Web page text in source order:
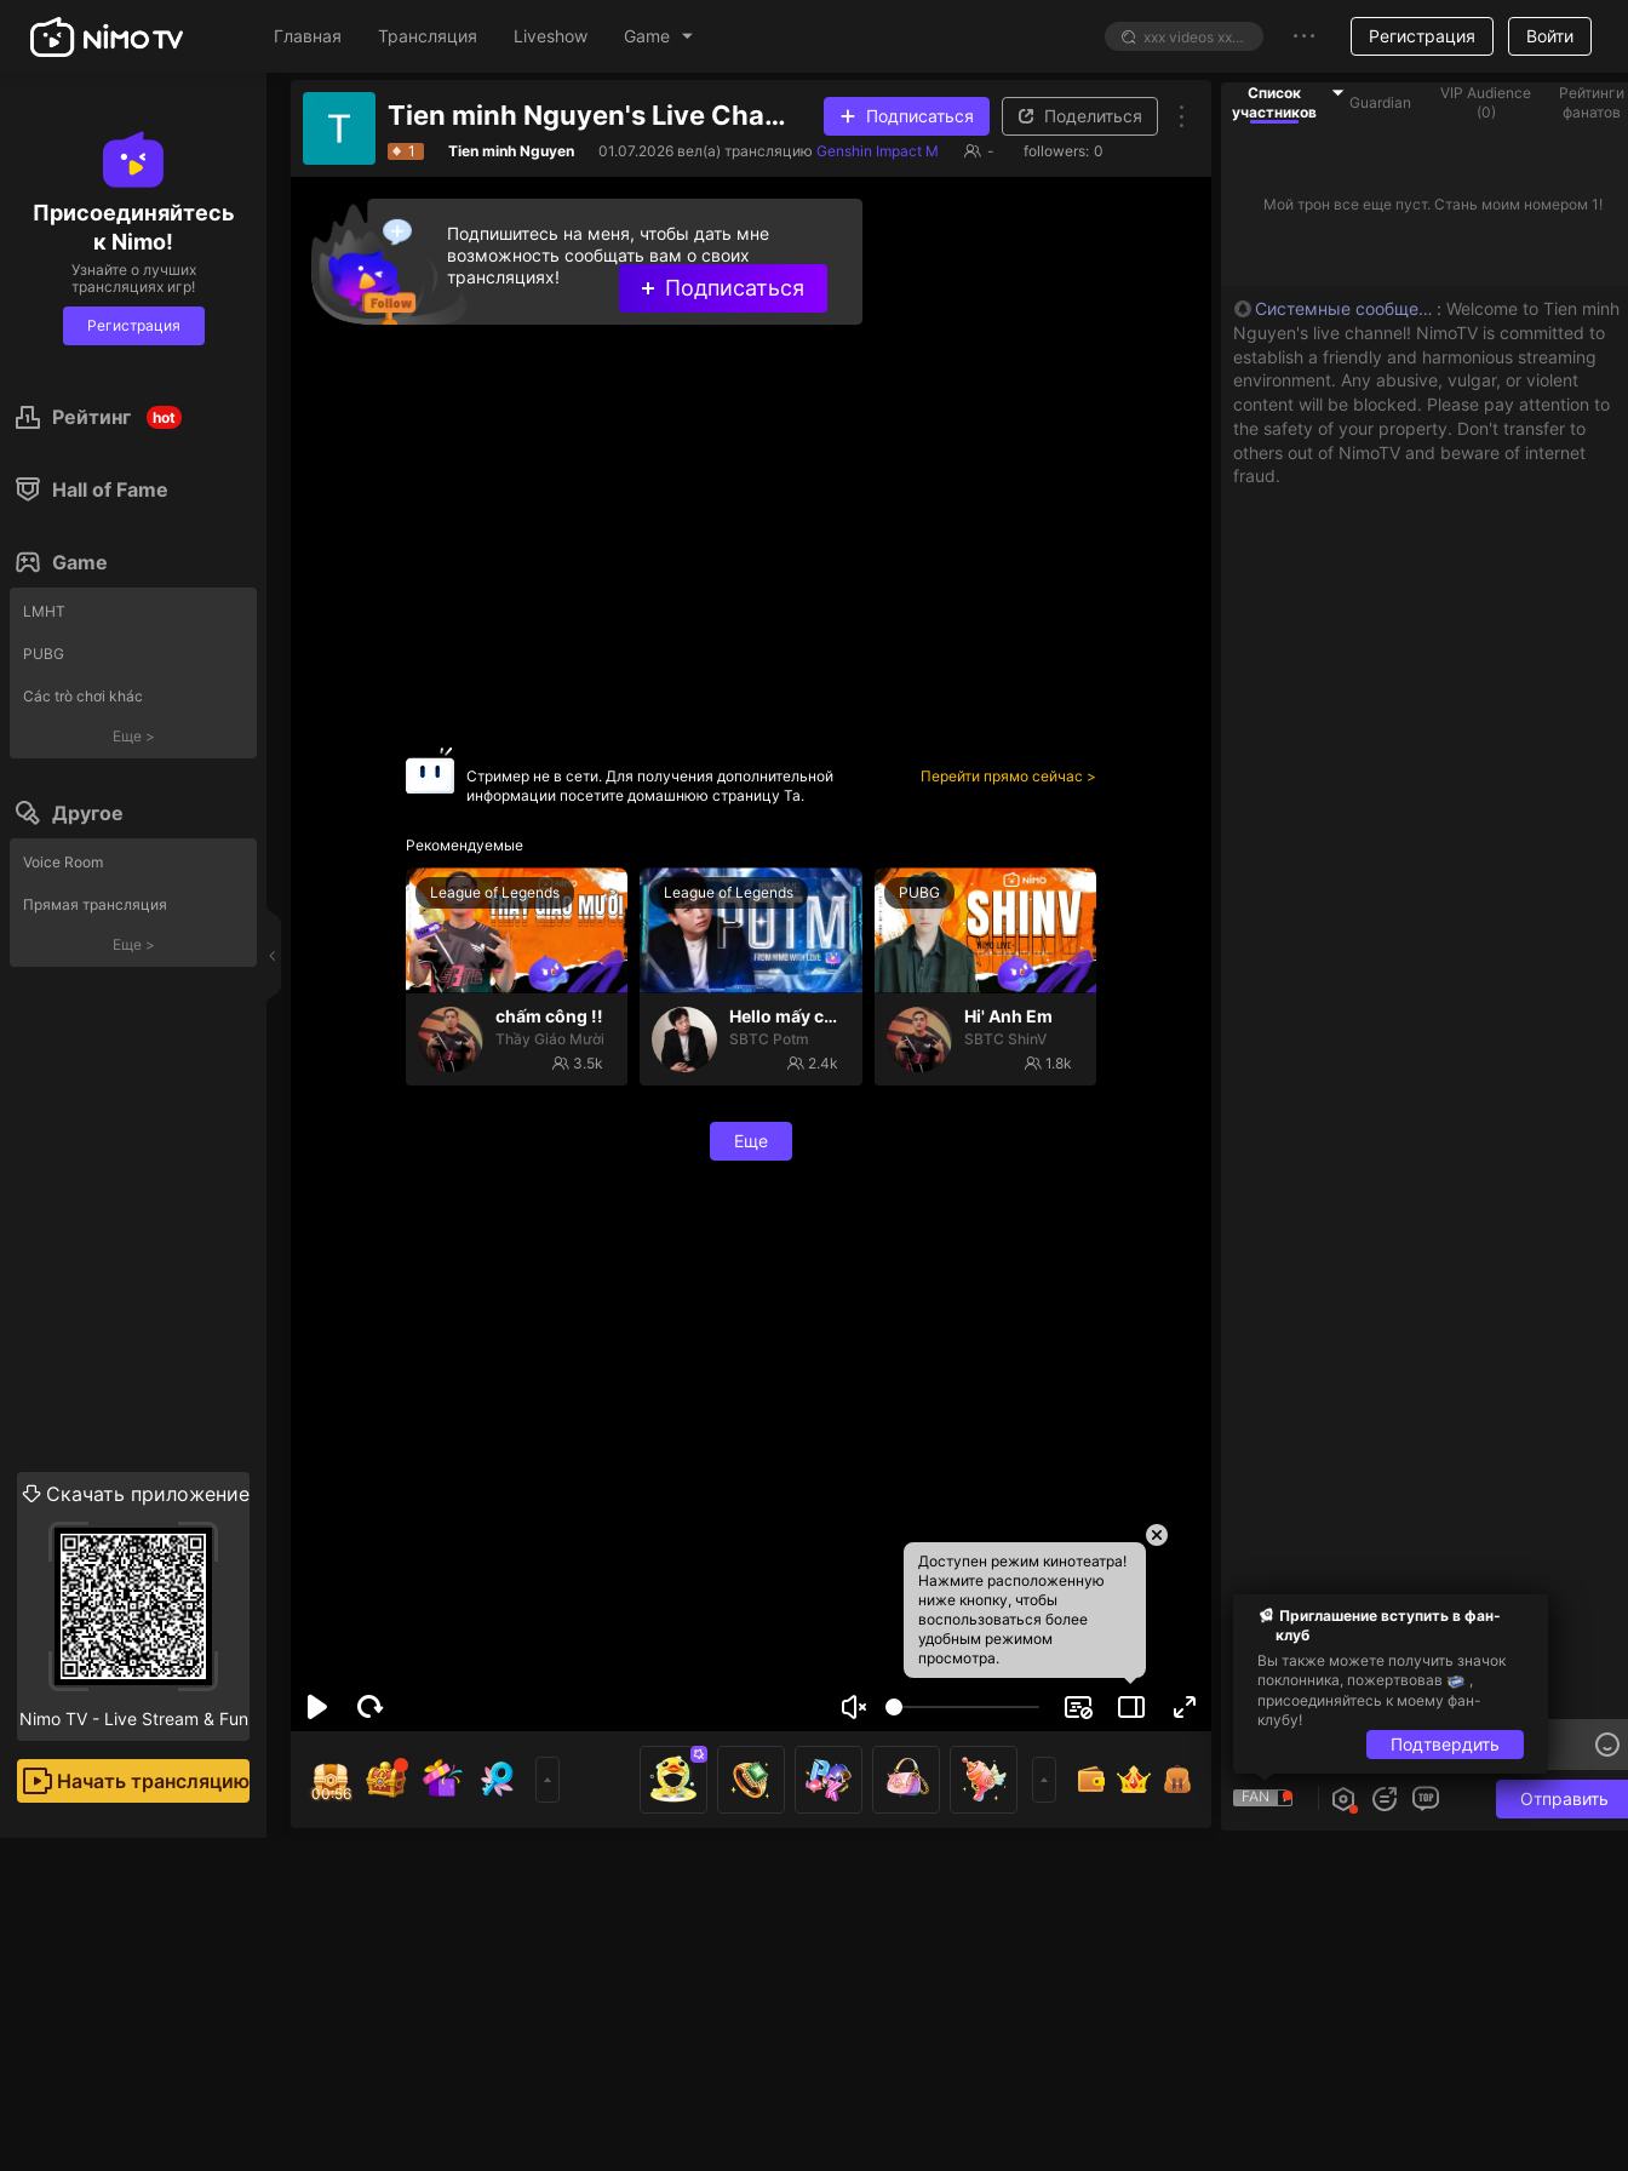
Главная Трансляция Liveshow Game Регистрация Войти
Присоединяйтесь
к Nimo!
Узнайте о лучших
трансляциях игр!
Регистрация
Рейтинг hot
Hall of Fame
Game
LMHT
PUBG
Các trò chơi khác
Еще>
Другое
Voice Room
Прямая трансляция
Еще>
Скачать приложение
Nimo TV - Live Stream & Fun
Начать трансляцию
Tien minh Nguyen's Live Channel Подписаться Поделиться
1 Tien minh Nguyen 01.07.2026 вел(а) трансляциюGenshin Impact M - followers: 0
Доступен режим кинотеатра!
Нажмите расположенную
ниже кнопку, чтобы
воспользоваться более
удобным режимом
просмотра.
Стример не в сети. Для получения дополнительной
информации посетите домашнюю страницу Та.
Перейти прямо сейчас
Рекомендуемые
League of Legends
chấm công !!
Thầy Giáo Mười
3.5k
League of Legends
Hello mấy cục Zàng nhaaa
SBTC Potm
2.4k
PUBG
Hi' Anh Em
SBTC ShinV
1.8k
Еще
00:55
Подпишитесь на меня, чтобы дать мне
возможность сообщать вам о своих
трансляциях!
Подписаться
Список
участников
Guardian
VIP Audience
(0)
Рейтинги
фанатов
Мой трон все еще пуст. Стань моим номером 1!
Системные сообщения : Welcome to Tien minh
Nguyen's live channel! NimoTV is committed to
establish a friendly and harmonious streaming
environment. Any abusive, vulgar, or violent
content will be blocked. Please pay attention to
the safety of your property. Don't transfer to
others out of NimoTV and beware of internet
fraud.
FAN Отправить
Приглашение вступить в фан-
клуб
Вы также можете получить значок
поклонника, пожертвовав
,
присоединяйтесь к моему фан-
клубу!
Подтвердить